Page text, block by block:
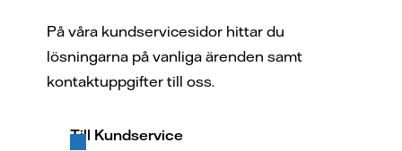
På våra kundservicesidor hittar du
lösningarna på vanliga ärenden samt
kontaktuppgifter till oss.
Till Kundservice